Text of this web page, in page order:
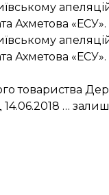
Ахметова «ЕСУ».
Ахметова «ЕСУ».
товариства
14.06.2018 …